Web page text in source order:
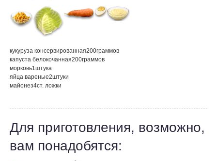
кукуруза консервированная200граммов
капуста белокочанная200граммов
морковь1штука
яйца вареные2штуки
майонез4ст. ложки
Для приготовления, возможно,
вам понадобятся: